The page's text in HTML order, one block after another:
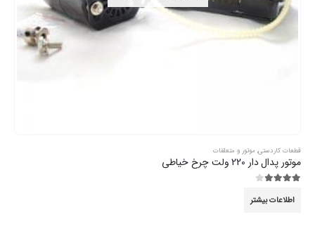
قطعات کاردستی, موتور و متعلقات
موتور پدال دار 220 ولت چرخ خیاطی
اطلاعات بیشتر